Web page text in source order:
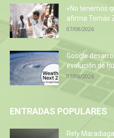
«No tenemos
afirma Tomás
07/08/2026
Google
evolución de
07/08/2026
ENTRADAS POPULARES
Rely